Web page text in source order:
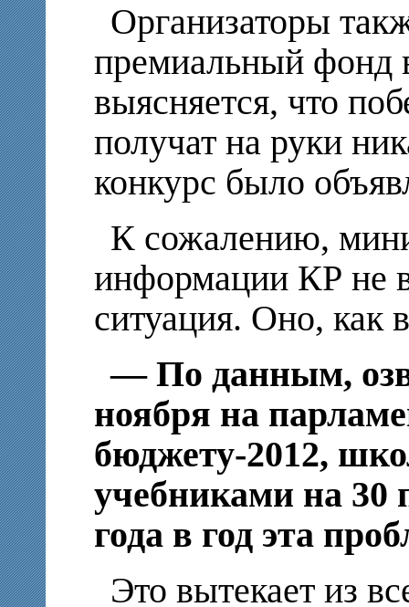
Организаторы
премиальный фонд
выясняется, что
получат на руки
конкурс было
К сожалению,
информации КР не
ситуация. Оно, как
— По данным,
ноября на
бюджету-2012,
учебниками на 30
года в год эта
Это вытекает из